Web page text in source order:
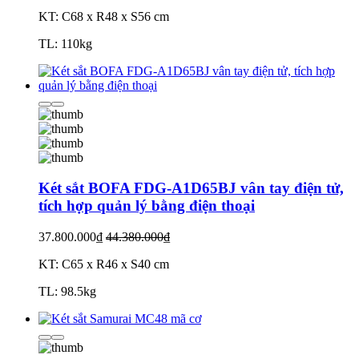
KT: C68 x R48 x S56 cm
TL: 110kg
Két sắt BOFA FDG-A1D65BJ vân tay điện tử,
tích hợp quản lý bằng điện thoại
37.800.000₫ 44.380.000₫
KT: C65 x R46 x S40 cm
TL: 98.5kg